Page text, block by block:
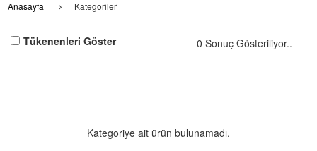
Anasayfa Kategoriler
0 Sonuç Gösteriliyor..
Tükenenleri Göster
Kategoriye ait ürün bulunamadı.